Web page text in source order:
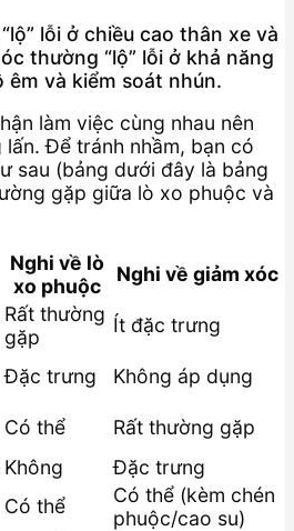
lỗi ở chiều cao thân xe và
thường “lộ” lỗi ở khả năng
và kiểm soát nhún.
làm việc cùng nhau nên
Để tránh nhầm, bạn có
sau (bảng dưới đây là bảng
gặp giữa lò xo phuộc và
Nghi về lò
xo phuộc
Nghi về giảm xóc
Rất thường
gặp
Ít đặc trưng
Đặc trưng
Không áp dụng
Có thể
Rất thường gặp
Không
Đặc trưng
Có thể
Có thể (kèm chén
phuộc/cao su)